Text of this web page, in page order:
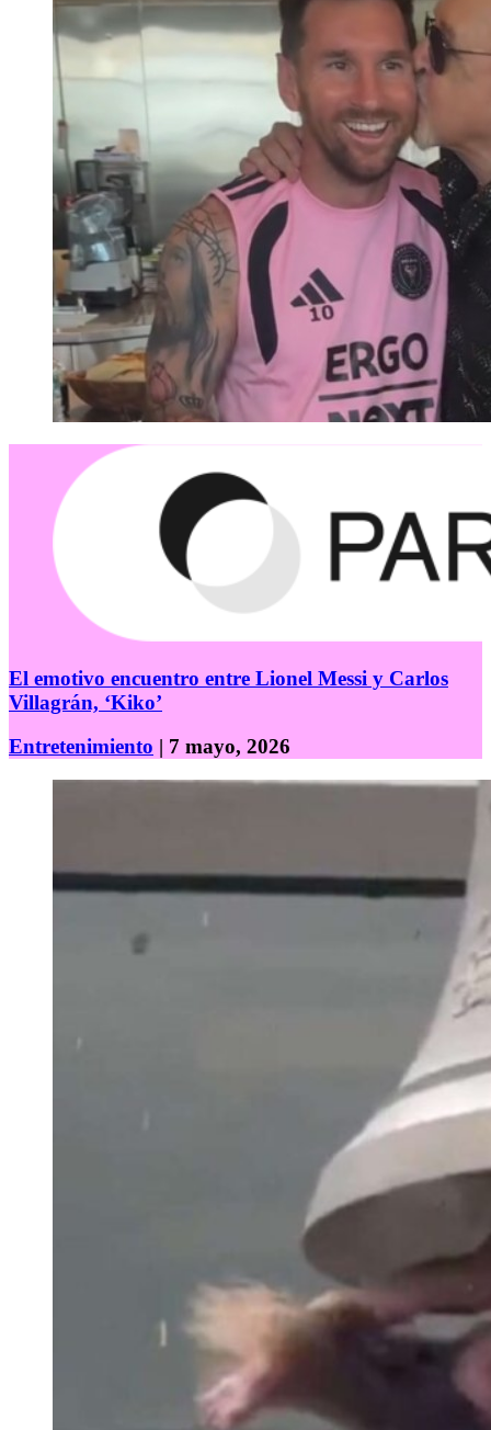
El emotivo encuentro entre Lionel Messi y Carlos
Villagrán, ‘Kiko’
Entretenimiento | 7 mayo, 2026